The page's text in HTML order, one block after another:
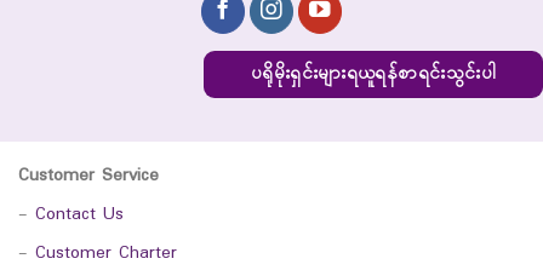
ပရိုမိုးရှင်းများရယူရန်စာရင်းသွင်းပါ
Customer Service
- Contact Us
- Customer Charter